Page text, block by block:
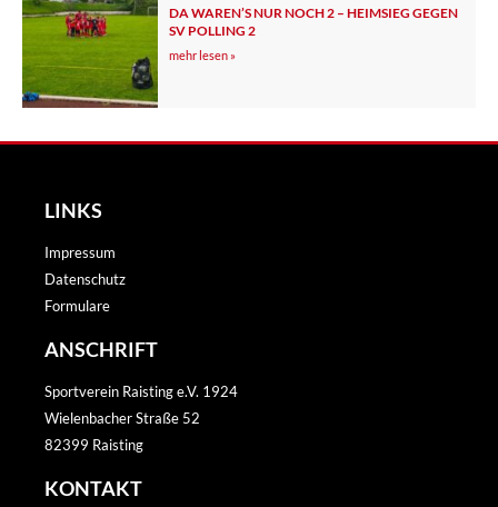
DA WAREN’S NUR NOCH 2 – HEIMSIEG GEGEN
SV POLLING 2
mehr lesen »
LINKS
Impressum
Datenschutz
Formulare
ANSCHRIFT
Sportverein Raisting e.V. 1924
Wielenbacher Straße 52
82399 Raisting
KONTAKT